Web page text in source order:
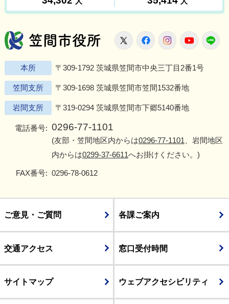
笠間市役所
X FacebookInstagram
本所 〒309-1792 茨城県笠間市中央三丁目2番1号
笠間支所 〒309-1698 茨城県笠間市笠間1532番地
岩間支所 〒319-0294 茨城県笠間市下郷5140番地
電話番号: 0296-77-1101
(友部・笠間地区内からは0296-77-1101 、岩間地区
内からは0299-37-6611へお掛けください。)
FAX番号: 0296-78-0612
ご意見・ご質問 各課ご案内
交通アクセス 窓口受付時間
サイトマップ ウェブアクセシビリティ